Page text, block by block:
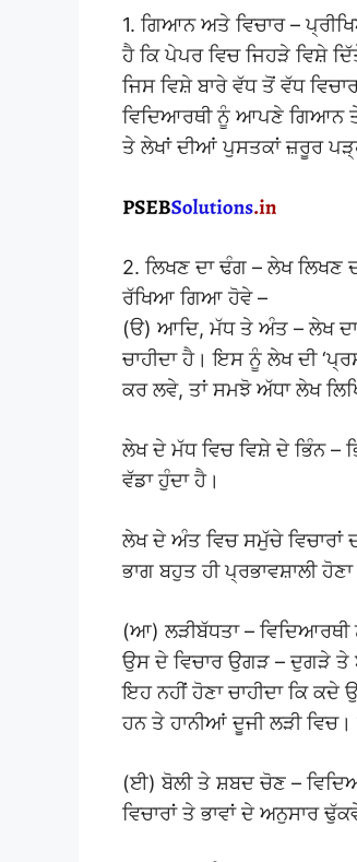
1. ਗਿਆਨ ਅਤੇ ਵਿਚਾਰ –
ਹੈ ਕਿ ਪੇਪਰ ਵਿਚ ਜਿਹੜੇ ਵਿਸ਼ੇ
ਜਿਸ ਵਿਸ਼ੇ ਬਾਰੇ ਵੱਧ ਤੋਂ ਵੱਧ
ਵਿਦਿਆਰਥੀ ਨੂੰ ਆਪਣੇ ਗਿਆਨ
ਤੇ ਲੇਖਾਂ ਦੀਆਂ ਪੁਸਤਕਾਂ ਜ਼ਰੂਰ
2. ਲਿਖਣ ਦਾ ਢੰਗ – ਲੇਖ ਲਿਖਣ
ਰੱਖਿਆ ਗਿਆ ਹੋਵੇ –
(ੳ) ਆਦਿ, ਮੱਧ ਤੇ ਅੰਤ – ਲੇਖ ਦਾ
ਚਾਹੀਦਾ ਹੈ। ਇਸ ਨੂੰ ਲੇਖ ਦੀ
ਕਰ ਲਵੇ, ਤਾਂ ਸਮਝੋ ਅੱਧਾ ਲੇਖ
ਲੇਖ ਦੇ ਮੱਧ ਵਿਚ ਵਿਸ਼ੇ ਦੇ ਭਿੰਨ –
ਵੱਡਾ ਹੁੰਦਾ ਹੈ।
ਲੇਖ ਦੇ ਅੰਤ ਵਿਚ ਸਮੁੱਚੇ ਵਿਚਾਰਾਂ
ਭਾਗ ਬਹੁਤ ਹੀ ਪ੍ਰਭਾਵਸ਼ਾਲੀ ਹੋਣਾ
(ਆ) ਲੜੀਬੱਧਤਾ – ਵਿਦਿਆਰਥੀ
ਉਸ ਦੇ ਵਿਚਾਰ ਉਗੜ – ਦੁਗੜੇ ਤੇ
ਇਹ ਨਹੀਂ ਹੋਣਾ ਚਾਹੀਦਾ ਕਿ ਕਦੇ
ਹਨ ਤੇ ਹਾਨੀਆਂ ਦੂਜੀ ਲੜੀ ਵਿਚ।
(ਈ) ਬੋਲੀ ਤੇ ਸ਼ਬਦ ਚੋਣ –
ਵਿਚਾਰਾਂ ਤੇ ਭਾਵਾਂ ਦੇ ਅਨੁਸਾਰ